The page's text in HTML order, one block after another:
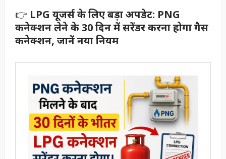
👉 LPG यूजर्स के लिए बड़ा अपडेट: PNG
कनेक्शन लेने के 30 दिन में सरेंडर करना होगा गैस
कनेक्शन, जानें नया नियम